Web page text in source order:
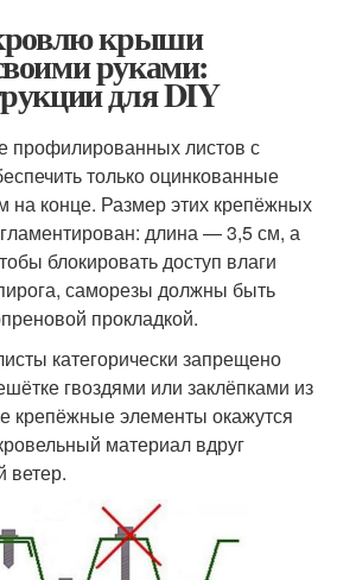
крыши
руками:
для DIY
профилированных листов с
только оцинкованные
на конце. Размер этих крепёжных
длина — 3,5 см, а
блокировать доступ влаги
саморезы должны быть
прокладкой.
категорически запрещено
гвоздями или заклёпками из
элементы окажутся
материал вдруг
ветер.